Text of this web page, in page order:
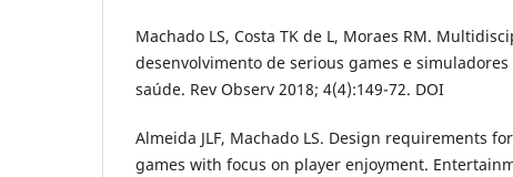
Machado LS, Costa TK de L, Moraes RM.
desenvolvimento de serious games e
saúde. Rev Observ 2018; 4(4):149-72. DOI
Almeida JLF, Machado LS. Design requirements
games with focus on player enjoyment.